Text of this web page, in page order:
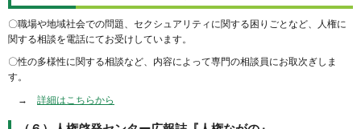
〇職場や地域社会での問題、セクシュアリティに関する困りごとなど、人権に
関する相談を電話にてお受けしています。
〇性の多様性に関する相談など、内容によって専門の相談員にお取次ぎしま
す。
→ 詳細はこちらから